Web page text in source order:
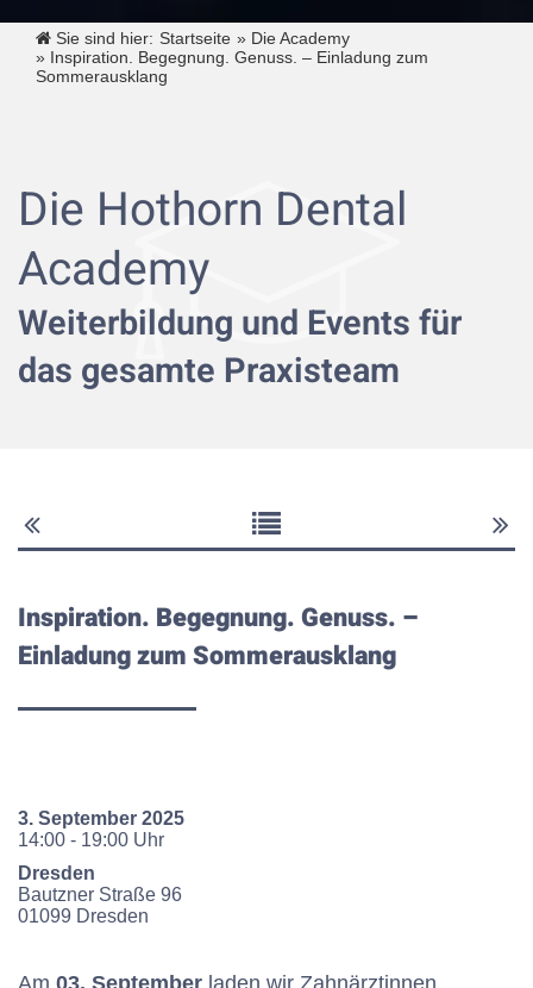
Sie sind hier: Startseite » Die Academy
» Inspiration. Begegnung. Genuss. – Einladung zum
Sommerausklang
Die Hothorn Dental
Academy
Weiterbildung und Events für
das gesamte Praxisteam
Inspiration. Begegnung. Genuss. –
Einladung zum Sommerausklang
3. September 2025
14:00 - 19:00 Uhr
Dresden
Bautzner Straße 96
01099 Dresden
Am 03. September laden wir Zahnärztinnen,